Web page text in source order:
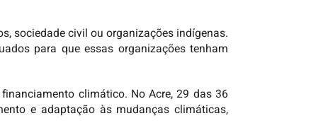
sociedade civil ou organizações indígenas.
para que essas organizações tenham
climático. No Acre, 29 das 36
e adaptação às mudanças climáticas,